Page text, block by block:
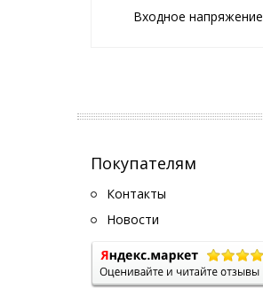
Входное напряжение
Покупателям
Контакты
Новости